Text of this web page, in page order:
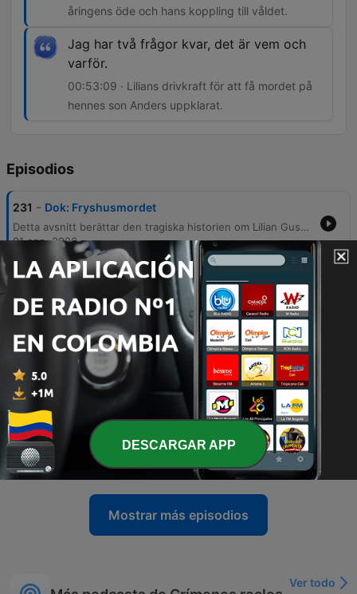
åringens öde och hans koppling till våldet.
Jag har två frågor kvar, det är vem och
varför.
00:53:09 · Lilians drivkraft för att få mordet på
hennes son Anders uppklarat.
Episodios
231 - Dok: Fryshusmordet
Detta avsnitt berättar den tragiska historien om Lilian Gustafsson och hennes son Anders, vars liv förändrades för alltid vid nyårsafton 1994 när han mördades på en kaj i Hammarbyhamnen. Vi följer de traumatiska detaljerna kring mordet, identifieringen av kroppen och den efterföljande utredningen. Berättelsen väver även samman händelserna med ett våldsamt överfall mot Christer Dyrvold i samma område. Vi utforskar de långsiktiga konsekvenserna för de drabbade, utmaningarna med kalla fall och den fortsatta kampen för att få svar på frågorna om vem som stod bakom dessa våldsdåd efter 30 år.
01 ago. 2026
230 - Dok: Blodsfejden
Det här avsnittet beskriver ett våldsamt mordförsök på den tolvårige pojken Malik i Borås 2013, en händelse som kan kopplas till en långvarig blodsfejd mellan två albanska familjer. Berättelsen belyser även de historiska rötterna till konflikten i Albanien, där anklagelser om korruption och mord inom poliskåren skapat en våldsspiral. Genom DNA-bevis från ett europeiskt register kunde fallet slutligen lösas när en man i England identifierades. Trots den misstänktes försök till alternativa förklaringar dömdes han till 14 års fängelse, men för Malik kvarstår de långvariga fysiska och psykiska ärren efter attacken.
25 jul. 2026
229 - Dok: Mordet i tygaffären
228 - Dok: Rånmordet i Rödeby
11 jul. 2026
227 - Dok: Giftmordet på Stefan
04 jul. 2026
Mostrar más episodios
Ver todo
DESCARGAR APP